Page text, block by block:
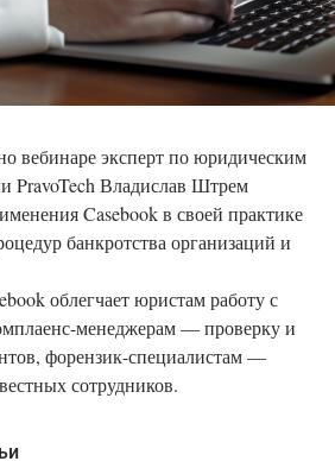
вебинаре эксперт по юридическим
PravoTech Владислав Штрем
Casebook в своей практике
банкротства организаций и
облегчает юристам работу с
менеджерам — проверку и
форензик-специалистам —
сотрудников.